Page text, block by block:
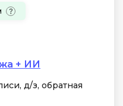
+ ИИ
д/з, обратная